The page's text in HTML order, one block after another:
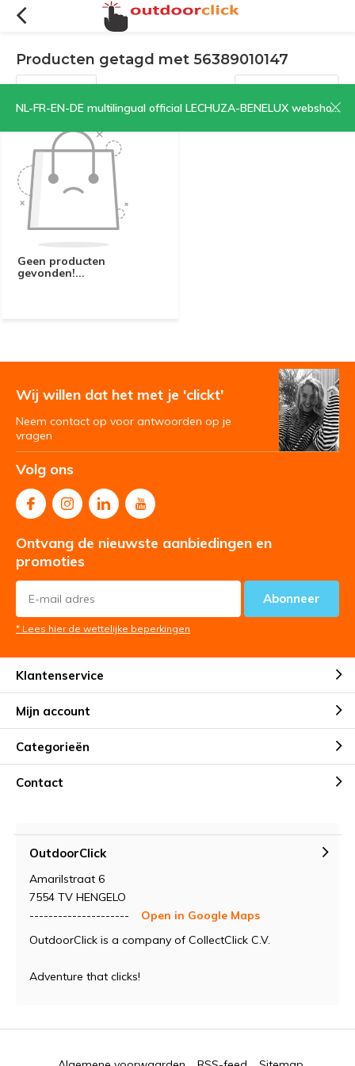
NL-FR-EN-DE multilingual official LECHUZA-BENELUX webshop | CLICK HERE NOW!
Producten getagd met 56389010147
Filters Sorteren op:
Geen producten
gevonden!...
Wij willen dat het met je 'clickt'
Neem contact op voor antwoorden op je
vragen
Volg ons
Ontvang de nieuwste aanbiedingen en
promoties
Abonneer
* Lees hier de wettelijke beperkingen
Klantenservice
Mijn account
Categorieën
Contact
OutdoorClick
Amarilstraat 6
7554 TV HENGELO
---------------------
Open in Google Maps
OutdoorClick is a company of CollectClick C.V.
Adventure that clicks!